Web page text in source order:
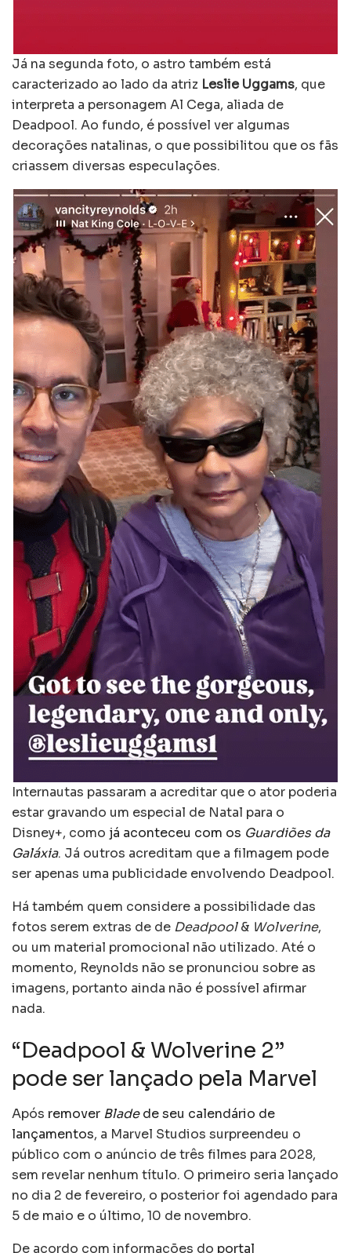
Já na segunda foto, o astro também está
caracterizado ao lado da atriz Leslie Uggams, que
interpreta a personagem Al Cega, aliada de
Deadpool. Ao fundo, é possível ver algumas
decorações natalinas, o que possibilitou que os fãs
criassem diversas especulações.
Internautas passaram a acreditar que o ator poderia
estar gravando um especial de Natal para o
Disney+, como já aconteceu com os Guardiões da
Galáxia. Já outros acreditam que a filmagem pode
ser apenas uma publicidade envolvendo Deadpool.
Há também quem considere a possibilidade das
fotos serem extras de de Deadpool& Wolverine,
ou um material promocional não utilizado. Até o
momento, Reynolds não se pronunciou sobre as
imagens, portanto ainda não é possível afirmar
nada.
“Deadpool & Wolverine 2”
pode ser lançado pela Marvel
Após remover Bladede seu calendário de
lançamentos, a Marvel Studios surpreendeu o
público com o anúncio de três filmes para 2028,
sem revelar nenhum título. O primeiro seria lançado
no dia 2 de fevereiro, o posterior foi agendado para
5 de maio e o último, 10 de novembro.
De acordo com informações do portal